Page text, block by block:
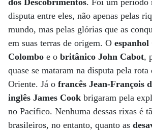
dos Descobrimentos. Foi um período
disputa entre eles, não apenas pelas
mundo, mas pelas glórias que as
em suas terras de origem. O
Colombo e o britânico John Cabot,
quase se mataram na disputa pela
Oriente. Já o francês Jean-François
inglês James Cook brigaram pela
no Pacífico. Nenhuma dessas rixas é
brasileiros, no entanto, quanto as